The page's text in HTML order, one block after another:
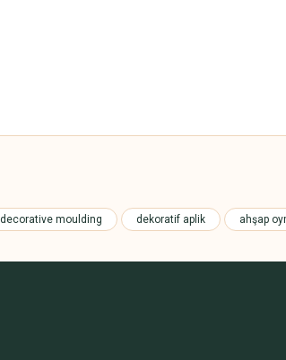
decorative moulding dekoratif aplik ahşap